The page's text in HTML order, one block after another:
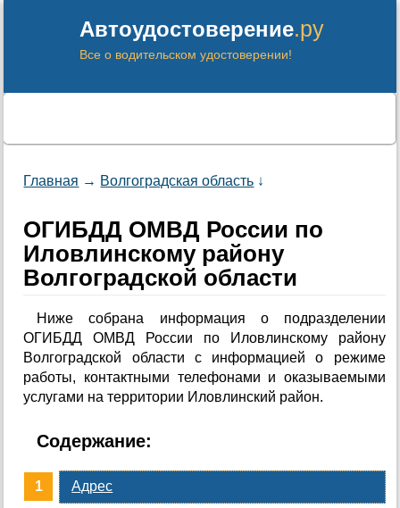
Автоудостоверение.ру
Все о водительском удостоверении!
Главная → Волгоградская область ↓
ОГИБДД ОМВД России по
Иловлинскому району
Волгоградской области
Ниже собрана информация о подразделении
ОГИБДД ОМВД России по Иловлинскому району
Волгоградской области с информацией о режиме
работы, контактными телефонами и оказываемыми
услугами на территории Иловлинский район.
Содержание:
Адрес